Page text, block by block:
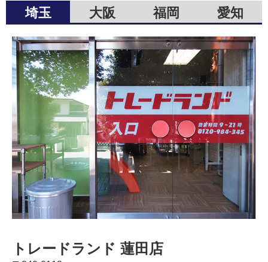
埼玉 大阪 福岡 愛知
トレードランド 蓮田店